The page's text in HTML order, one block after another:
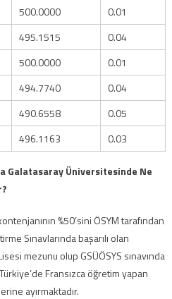
500.0000
0.01
495.1515
0.04
500.0000
0.01
494.7740
0.04
490.6558
0.05
496.1163 0.03
Galatasaray Üniversitesinde Ne
%50’sini ÖSYM tarafından
Sınavlarında başarılı olan
mezunu olup GSÜÖSYS sınavında
Fransızca öğretim yapan
ayırmaktadır.